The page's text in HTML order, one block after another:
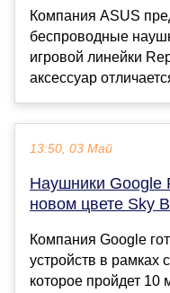
Компания ASUS
беспроводные
игровой линейки
аксессуар
13:50, 03 Май
Наушники Google
новом цвете Sky
Компания Google
устройств в рамках
которое пройдет 10